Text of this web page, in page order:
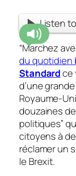
Listen
“Marchez
du quotidien
Standardce
d’une
Royaume-
douzaines
politiques”
citoyens à
réclamer un
le Brexit.